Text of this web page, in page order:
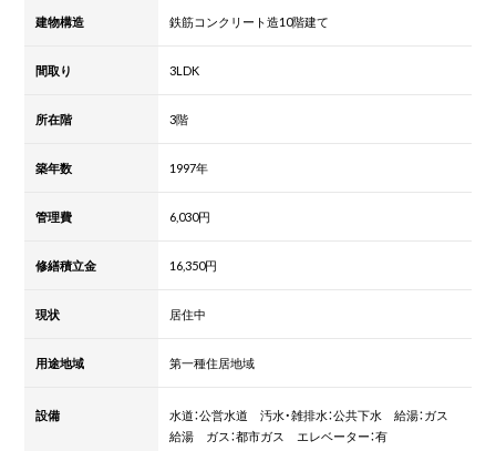
建物構造 鉄筋コンクリート造10階建て
間取り 3LDK
所在階 3階
築年数 1997年
管理費 6,030円
修繕積立金 16,350円
現状 居住中
用途地域 第一種住居地域
設備
水道：公営水道 汚水・雑排水：公共下水 給湯：ガス
給湯 ガス：都市ガス エレベーター：有